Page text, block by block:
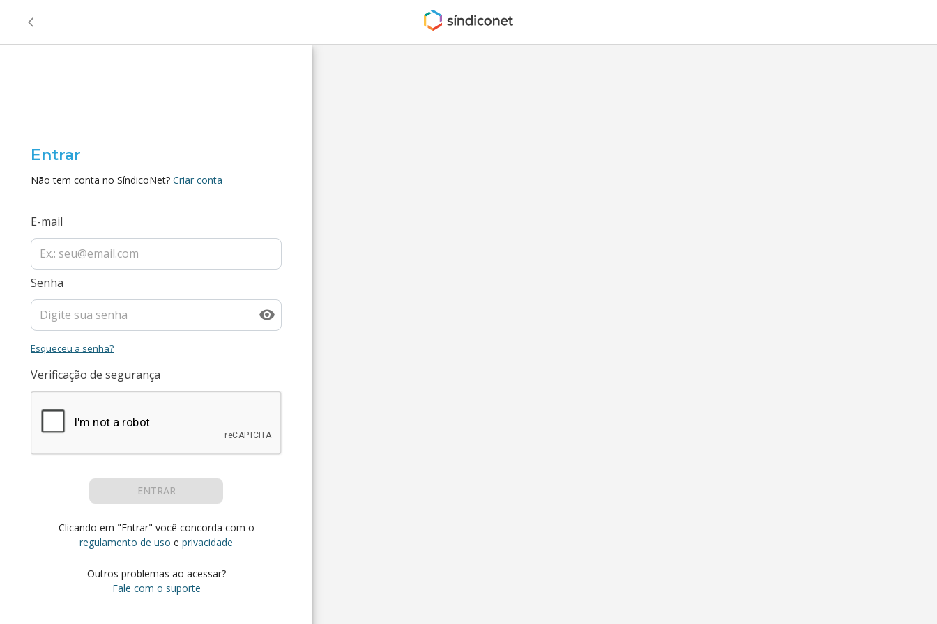
Entrar
Não tem conta no SíndicoNet? Criar conta
E-mail
Senha
Esqueceu a senha?
Verificação de segurança
ENTRAR
Clicando em "Entrar" você concorda com o
regulamento de uso e privacidade
Outros problemas ao acessar?
Fale com o suporte